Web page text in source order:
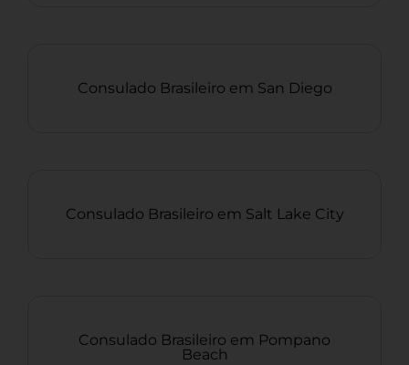
Consulado Brasileiro em San Diego
Consulado Brasileiro em Salt Lake City
Consulado Brasileiro em Pompano
Beach